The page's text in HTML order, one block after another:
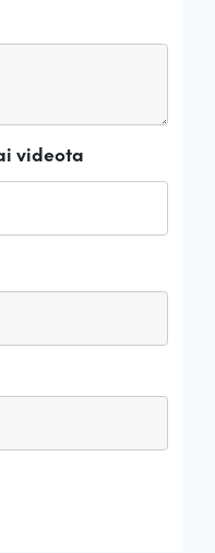
videota